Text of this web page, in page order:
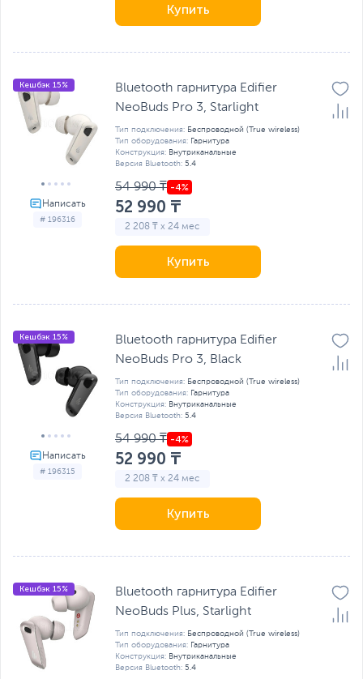
Купить
# 196316
Кешбэк 15%
Bluetooth гарнитура Edifier
NeoBuds Pro 3, Starlight
Тип подключения: Беспроводной (True wireless)
Тип оборудования: Гарнитура
Конструкция: Внутриканальные
Версия Bluetooth: 5.4
54 990 ₸
52 990 ₸
2 208 ₸ x 24 мес
Купить
# 196315
Кешбэк 15%
Bluetooth гарнитура Edifier
NeoBuds Pro 3, Black
Тип подключения: Беспроводной (True wireless)
Тип оборудования: Гарнитура
Конструкция: Внутриканальные
Версия Bluetooth: 5.4
54 990 ₸
52 990 ₸
2 208 ₸ x 24 мес
Купить
Кешбэк 15%
Bluetooth гарнитура Edifier
NeoBuds Plus, Starlight
Тип подключения: Беспроводной (True wireless)
Тип оборудования: Гарнитура
Конструкция: Внутриканальные
Версия Bluetooth: 5.4